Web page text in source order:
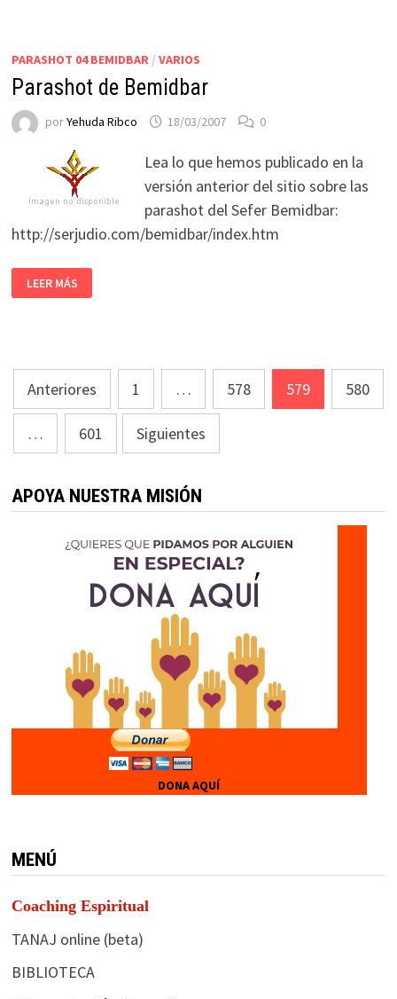
PARASHOT 04 BEMIDBAR/ VARIOS
Parashot de Bemidbar
porYehuda Ribco 18/03/2007 0
Lea lo que hemos publicado en la
versión anterior del sitio sobre las
parashot del Sefer Bemidbar:
http://serjudio.com/bemidbar/index.htm
LEER MÁS
Paginación
de
entradas
Anteriores 1 … 578 579 580
… 601 Siguientes
APOYA NUESTRA MISIÓN
DONA AQUÍ
MENÚ
Coaching Espiritual
TANAJ online (beta)
BIBLIOTECA